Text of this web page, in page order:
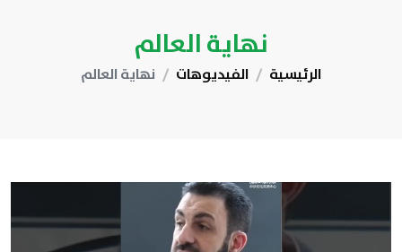
نهاية العالم
الرئيسية الفيديوهات نهاية العالم